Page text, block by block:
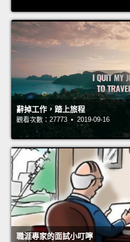
辭掉工作，踏上旅程
觀看次數：27773 • 2019-09-16
職涯專家的面試小叮嚀